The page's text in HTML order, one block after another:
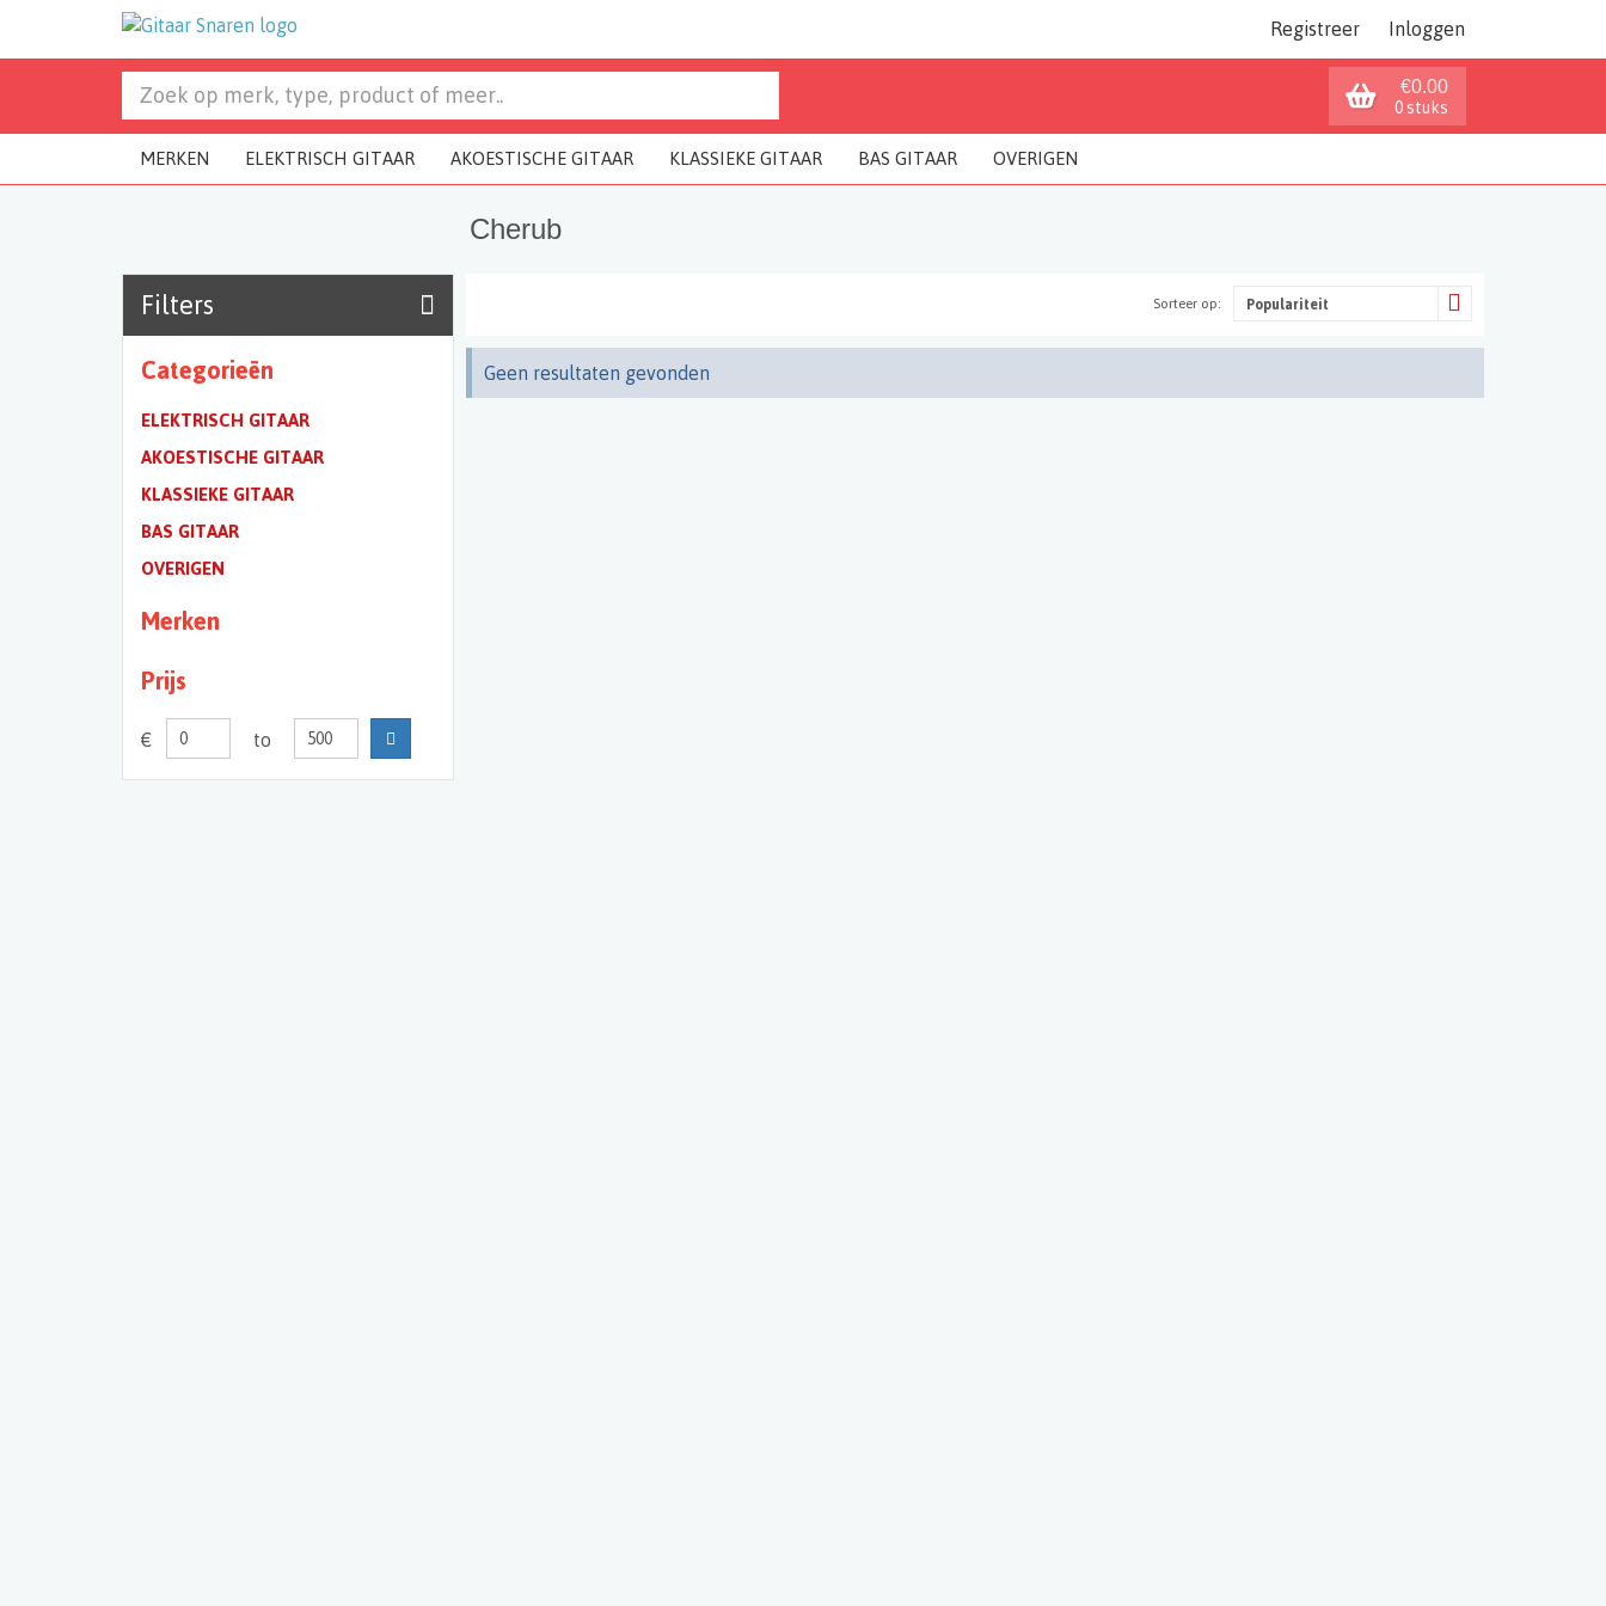
Registreer Inloggen
€0.00
0 stuks
MERKEN ELEKTRISCH GITAAR AKOESTISCHE GITAAR KLASSIEKE GITAAR BAS GITAAR OVERIGEN
Cherub
Filters
Categorieën
ELEKTRISCH GITAAR
AKOESTISCHE GITAAR
KLASSIEKE GITAAR
BAS GITAAR
OVERIGEN
Merken
Prijs
€ to
Populariteit
Sorteer op:
Geen resultaten gevonden